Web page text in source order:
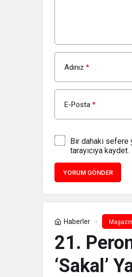
Adınız *
E-Posta *
Bir dahaki sefere
tarayıcıya kaydet.
YORUM GÖNDER
Haberler Magazin
21.
‘Sakal’